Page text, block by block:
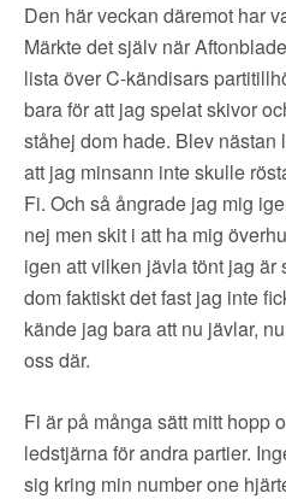
Den här veckan däremot har
Märkte det själv när
lista över C-kändisars
bara för att jag spelat skivor
ståhej dom hade. Blev
att jag minsann inte skulle
Fi. Och så ångrade jag mig
nej men skit i att ha mig
igen att vilken jävla tönt jag
dom faktiskt det fast jag inte
kände jag bara att nu jävlar,
oss där.
Fi är på många sätt mitt hopp
ledstjärna för andra partier.
sig kring min number one